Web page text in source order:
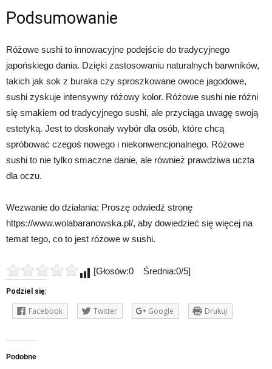
Podsumowanie
Różowe sushi to innowacyjne podejście do tradycyjnego
japońskiego dania. Dzięki zastosowaniu naturalnych barwników,
takich jak sok z buraka czy sproszkowane owoce jagodowe,
sushi zyskuje intensywny różowy kolor. Różowe sushi nie różni
się smakiem od tradycyjnego sushi, ale przyciąga uwagę swoją
estetyką. Jest to doskonały wybór dla osób, które chcą
spróbować czegoś nowego i niekonwencjonalnego. Różowe
sushi to nie tylko smaczne danie, ale również prawdziwa uczta
dla oczu.
Wezwanie do działania: Proszę odwiedź stronę
https://www.wolabaranowska.pl/, aby dowiedzieć się więcej na
temat tego, co to jest różowe w sushi.
[Głosów:0 Średnia:0/5]
Podziel się:
Facebook Twitter Google Drukuj
Podobne